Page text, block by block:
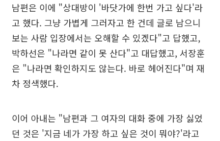
남편은 이에 "상대방이 '바닷가에 한번 가고 싶다'라
고 했다. 그냥 가볍게 그러자고 한 건데 글로 남으니
보는 사람 입장에서는 오해할 수 있겠다"고 답했고,
박하선은 "나라면 같이 못 산다"고 대답했고, 서장훈
은 "나라면 확인하지도 않는다. 바로 헤어진다"며 재
차 정색했다.
이어 아내는 "남편과 그 여자의 대화 중에 가장 싫었
던 것은 '지금 네가 가장 하고 싶은 것이 뭐야?'라고